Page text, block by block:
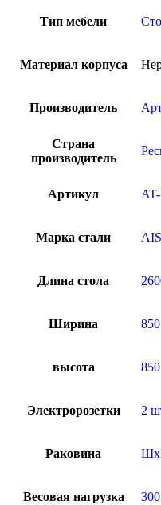
Тип мебели
Материал корпуса
Производитель
Страна
производитель
Артикул
Марка стали
Длина стола
Ширина
высота
Электророзетки 2
Раковина
Весовая нагрузка